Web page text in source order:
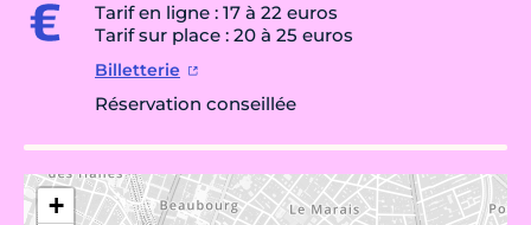
Tarif en ligne : 17 à 22 euros
Tarif sur place : 20 à 25 euros
Billetterie
Réservation conseillée
+